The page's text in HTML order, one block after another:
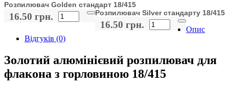
Розпилювач Golden стандарт 18/415
16.50 грн. Розпилювач Silver стандарту 18/415
16.50 грн.
Опис
Відгуків (0)
Золотий алюмінієвий розпилювач для
флакона з горловиною 18/415